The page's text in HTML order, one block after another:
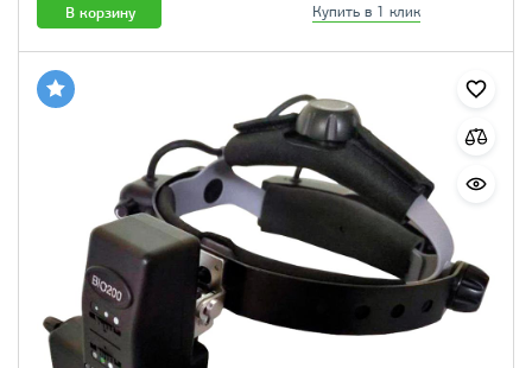
В корзину Купить в 1 клик